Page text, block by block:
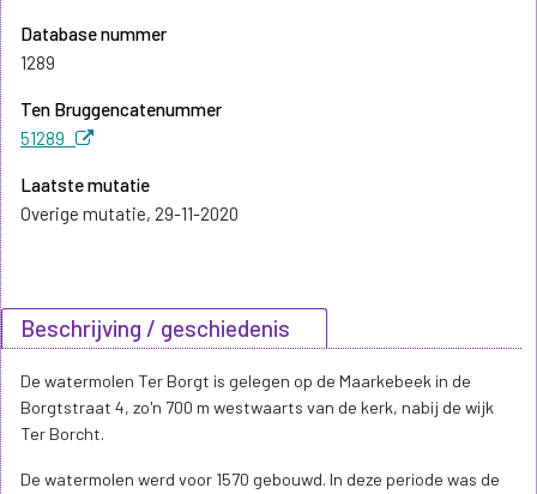
Database nummer
1289
Ten Bruggencatenummer
51289
Laatste mutatie
Overige mutatie, 29-11-2020
Beschrijving / geschiedenis
De watermolen Ter Borgt is gelegen op de Maarkebeek in de
Borgtstraat 4, zo'n 700 m westwaarts van de kerk, nabij de wijk
Ter Borcht.
De watermolen werd voor 1570 gebouwd. In deze periode was de